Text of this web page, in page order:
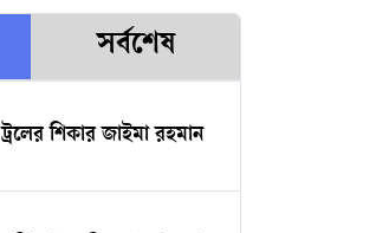
সর্বশেষ
ট্রলের শিকার জাইমা রহমান